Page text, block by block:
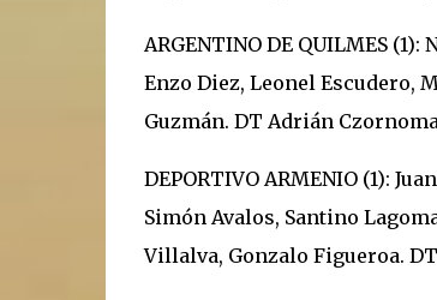
ARGENTINO DE QUILMES
Enzo Diez, Leonel Escudero,
Guzmán. DT Adrián
DEPORTIVO ARMENIO (1):
Simón Avalos, Santino
Villalva, Gonzalo Figueroa.